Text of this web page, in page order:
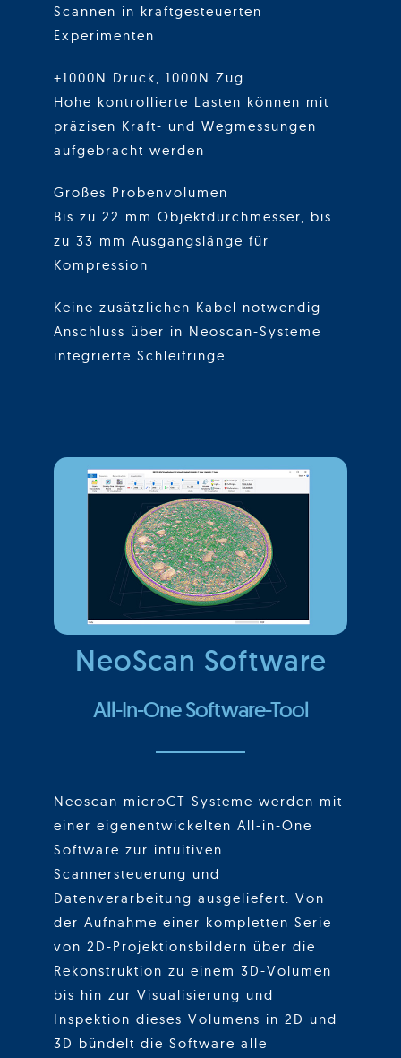
Scannen in kraftgesteuerten
Experimenten
+1000N Druck, 1000N Zug
Hohe kontrollierte Lasten können mit
präzisen Kraft- und Wegmessungen
aufgebracht werden
Großes Probenvolumen
Bis zu 22 mm Objektdurchmesser, bis
zu 33 mm Ausgangslänge für
Kompression
Keine zusätzlichen Kabel notwendig
Anschluss über in Neoscan-Systeme
integrierte Schleifringe
NeoScan Software
All-In-One Software-Tool
Neoscan microCT Systeme werden mit
einer eigenentwickelten All-in-One
Software zur intuitiven
Scannersteuerung und
Datenverarbeitung ausgeliefert. Von
der Aufnahme einer kompletten Serie
von 2D-Projektionsbildern über die
Rekonstruktion zu einem 3D-Volumen
bis hin zur Visualisierung und
Inspektion dieses Volumens in 2D und
3D bündelt die Software alle